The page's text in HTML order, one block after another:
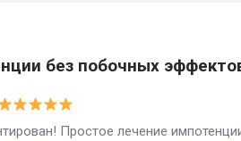
без побочных
Простое лечение